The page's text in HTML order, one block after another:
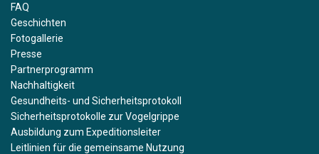
FAQ
Geschichten
Fotogallerie
Presse
Partnerprogramm
Nachhaltigkeit
Gesundheits- und Sicherheitsprotokoll
Sicherheitsprotokolle zur Vogelgrippe
Ausbildung zum Expeditionsleiter
Leitlinien für die gemeinsame Nutzung